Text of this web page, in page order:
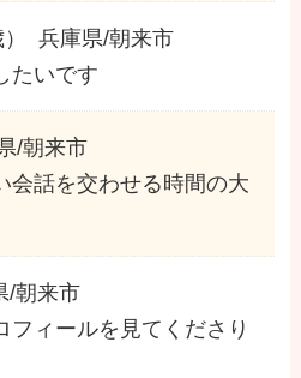
兵庫県/朝来市
たいです
/朝来市
会話を交わせる時間の大
/朝来市
フィールを見てくださり